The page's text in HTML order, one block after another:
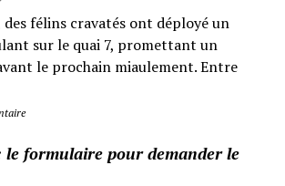
félins cravatés ont déployé un
sur le quai 7, promettant un
le prochain miaulement. Entre
le formulaire pour demander le